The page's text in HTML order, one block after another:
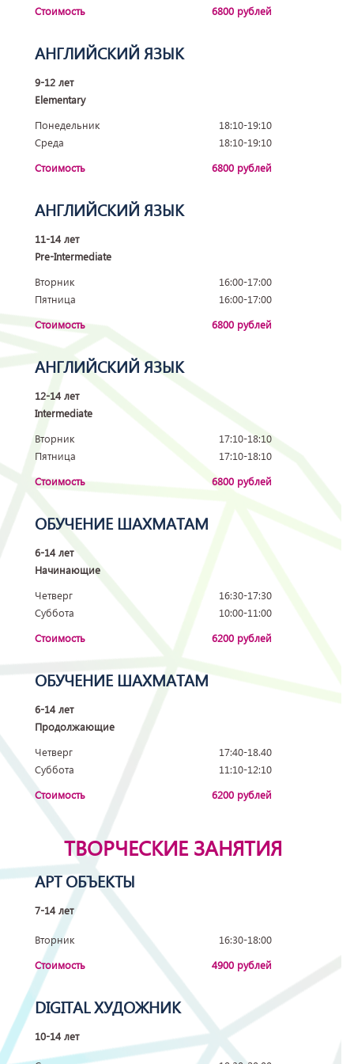
Стоимость 6800 рублей
АНГЛИЙСКИЙ ЯЗЫК
9-12 лет
Elementary
Понедельник
18:10-19:10
Среда
18:10-19:10
Стоимость
6800 рублей
АНГЛИЙСКИЙ ЯЗЫК
11-14 лет
Pre-Intermediate
Вторник
16:00-17:00
Пятница
16:00-17:00
Стоимость
6800 рублей
АНГЛИЙСКИЙ ЯЗЫК
12-14 лет
Intermediate
Вторник
17:10-18:10
Пятница
17:10-18:10
Стоимость
6800 рублей
ОБУЧЕНИЕ ШАХМАТАМ
6-14 лет
Начинающие
Четверг
16:30-17:30
Суббота
10:00-11:00
Стоимость
6200 рублей
ОБУЧЕНИЕ ШАХМАТАМ
6-14 лет
Продолжающие
Четверг
17:40-18.40
Суббота
11:10-12:10
Стоимость
6200 рублей
ТВОРЧЕСКИЕ ЗАНЯТИЯ
АРТ ОБЪЕКТЫ
7-14 лет
Вторник
16:30-18:00
Стоимость
4900 рублей
DIGITAL ХУДОЖНИК
10-14 лет